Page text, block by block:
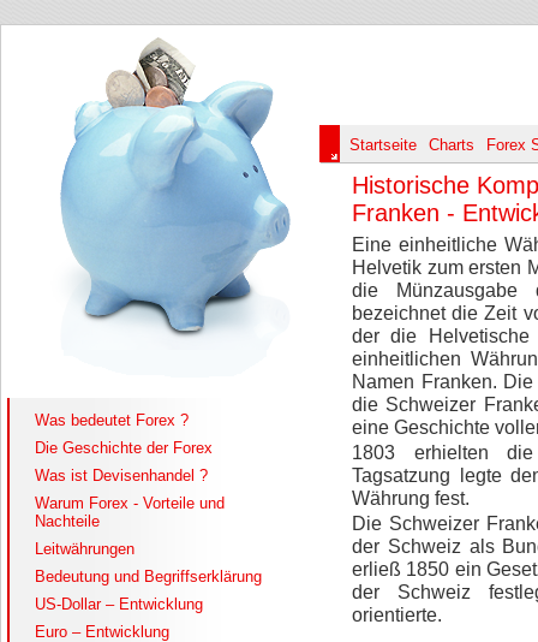
Historische
Franken -
Eine einheitliche
Helvetik zum ersten
die Münzausgabe
bezeichnet die Zeit
der die
einheitlichen
Namen Franken.
die Schweizer
eine Geschichte
1803 erhielten
Tagsatzung legte
Währung fest.
Die Schweizer
der Schweiz als
erließ 1850 ein
der Schweiz
orientierte.
Was bedeutet Forex ?
Die Geschichte der Forex
Was ist Devisenhandel ?
Warum Forex - Vorteile und
Nachteile
Leitwährungen
Bedeutung und Begriffserklärung
US-Dollar – Entwicklung
Euro – Entwicklung
Startseite Charts Forex